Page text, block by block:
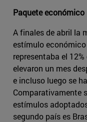
Paquete económico
A finales de abril la
estímulo económico
representaba el
elevaron un mes
e incluso luego se
Comparativamente
estímulos
segundo país es